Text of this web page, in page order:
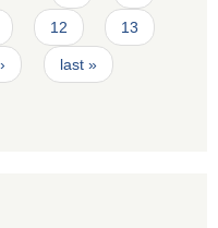
12 13
last »